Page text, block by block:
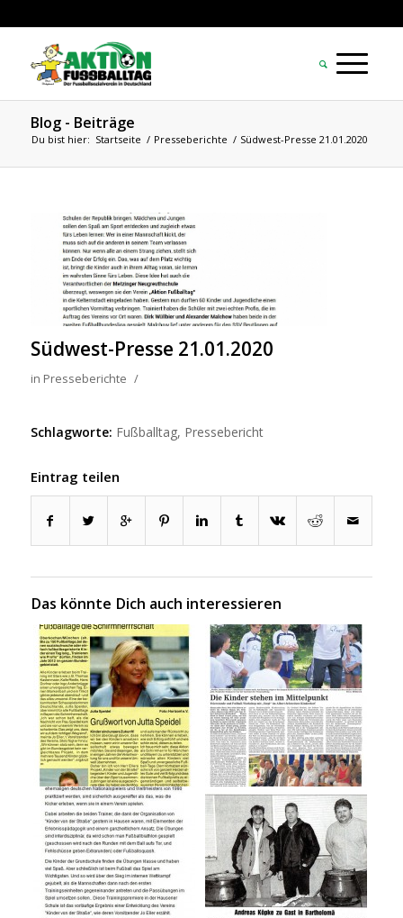
Blog - Beiträge
Du bist hier: Startseite / Presseberichte / Südwest-Presse 21.01.2020
Südwest-Presse 21.01.2020
in Presseberichte /
Schlagworte: Fußballtag, Pressebericht
Eintrag teilen
Das könnte Dich auch interessieren